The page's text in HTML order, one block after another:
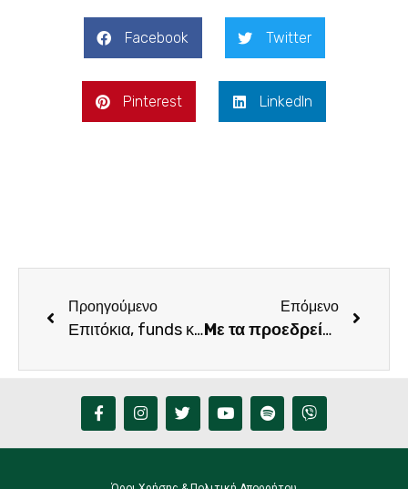
Facebook Twitter
Pinterest LinkedIn
Προηγούμενο
Επιτόκια, funds και πλειστηριασμοί: βόμβα στα θεμέλια της κοινωνίας
Επόμενο
Mε τα προεδρεία των Αποστράτων των Σωμάτων Ασφαλείας ο Φραγκίσκος Παρασύρης